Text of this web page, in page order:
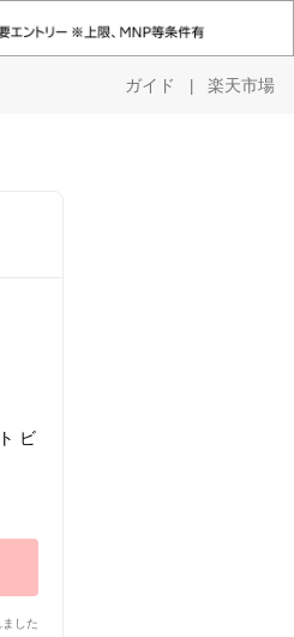
ガイド | 楽天市場
ビ
した